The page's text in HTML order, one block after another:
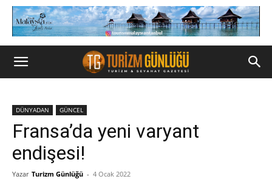
DÜNYADAN GÜNCEL
Fransa’da yeni varyant
endişesi!
Yazar Turizm Günlüğü - 4 Ocak 2022